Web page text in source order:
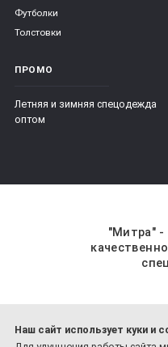
Наш сайт использует куки и
Футболки
Толстовки
ПРОМО
Летняя и зимняя спецодежда
оптом
"Митра" -
8